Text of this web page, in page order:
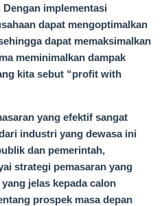
implementasi
dapat mengoptimalkan
dapat memaksimalkan
meminimalkan dampak
kita sebut “profit with
yang efektif sangat
industri yang dewasa ini
dan pemerintah,
strategi pemasaran yang
jelas kepada calon
prospek masa depan